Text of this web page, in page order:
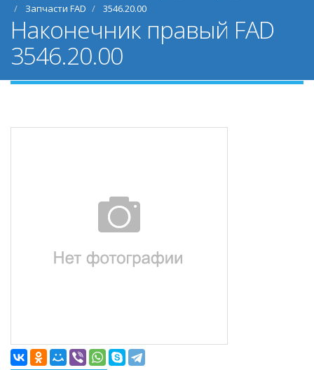
Запчасти FAD
3546.20.00
Наконечник правый FAD
3546.20.00